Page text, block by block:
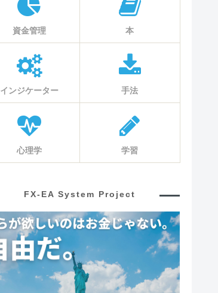
資金管理 本
インジケーター 手法
心理学 学習
FX-EA System Project